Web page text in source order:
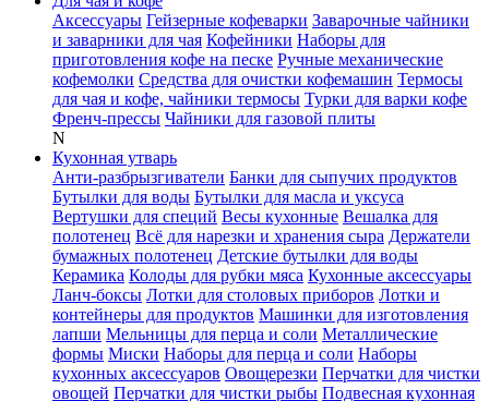
Аксессуары Гейзерные кофеварки Заварочные чайники
и заварники для чая Кофейники Наборы для
приготовления кофе на песке Ручные механические
кофемолки Средства для очистки кофемашин Термосы
для чая и кофе, чайники термосы Турки для варки кофе
Френч-прессы Чайники для газовой плиты
N
Кухонная утварь
Анти-разбрызгиватели Банки для сыпучих продуктов
Бутылки для воды Бутылки для масла и уксуса
Вертушки для специй Весы кухонные Вешалка для
полотенец Всё для нарезки и хранения сыра Держатели
бумажных полотенец Детские бутылки для воды
Керамика Колоды для рубки мяса Кухонные аксессуары
Ланч-боксы Лотки для столовых приборов Лотки и
контейнеры для продуктов Машинки для изготовления
лапши Мельницы для перца и соли Металлические
формы Миски Наборы для перца и соли Наборы
кухонных аксессуаров Овощерезки Перчатки для чистки
овощей Перчатки для чистки рыбы Подвесная кухонная